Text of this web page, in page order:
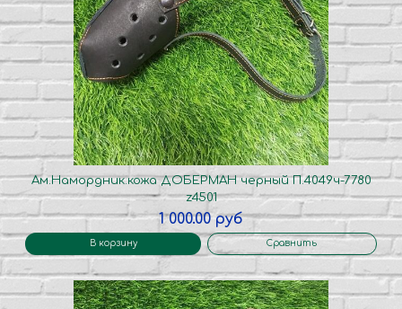
Ам.Намордник.кожа ДОБЕРМАН черный П.4049ч-7780
z4501
1 000.00 руб
В корзину Сравнить